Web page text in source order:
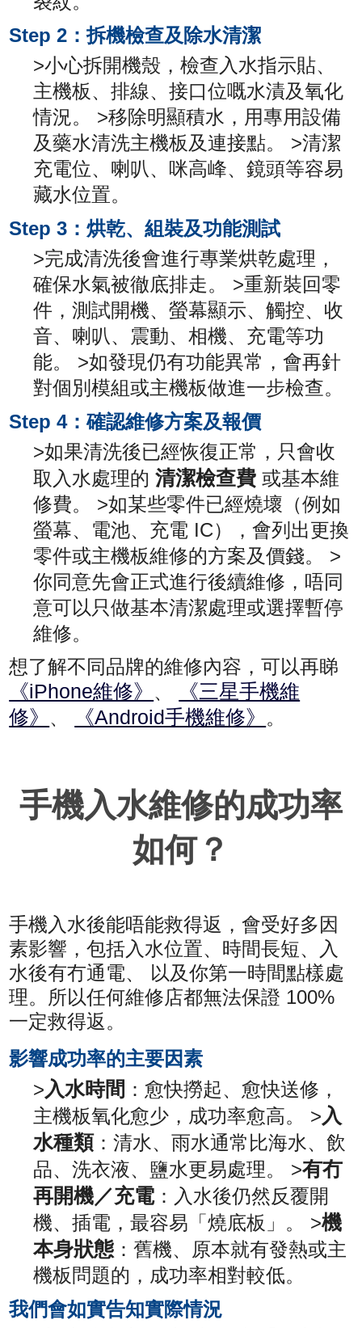
Step 2：拆機檢查及除水清潔
>小心拆開機殼，檢查入水指示貼、
主機板、排線、接口位嘅水漬及氧化
情況。 >移除明顯積水，用專用設備
及藥水清洗主機板及連接點。 >清潔
充電位、喇叭、咪高峰、鏡頭等容易
藏水位置。
Step 3：烘乾、組裝及功能測試
>完成清洗後會進行專業烘乾處理，
確保水氣被徹底排走。 >重新裝回零
件，測試開機、螢幕顯示、觸控、收
音、喇叭、震動、相機、充電等功
能。 >如發現仍有功能異常，會再針
對個別模組或主機板做進一步檢查。
Step 4：確認維修方案及報價
>如果清洗後已經恢復正常，只會收
取入水處理的清潔檢查費 或基本維
修費。 >如某些零件已經燒壞（例如
螢幕、電池、充電 IC），會列出更換
零件或主機板維修的方案及價錢。 >
你同意先會正式進行後續維修，唔同
意可以只做基本清潔處理或選擇暫停
維修。
想了解不同品牌的維修內容，可以再睇
《iPhone維修》 、
《三星手機維
修》 、 《Android手機維修》 。
手機入水維修的成功率
如何？
手機入水後能唔能救得返，會受好多因
素影響，包括入水位置、時間長短、入
水後有冇通電、 以及你第一時間點樣處
理。所以任何維修店都無法保證 100%
一定救得返。
影響成功率的主要因素
>入水時間 ：愈快撈起、愈快送修，
主機板氧化愈少，成功率愈高。 >入
水種類：清水、雨水通常比海水、飲
品、洗衣液、鹽水更易處理。 >有冇
再開機／充電：入水後仍然反覆開
機、插電，最容易「燒底板」。 >機
本身狀態 ：舊機、原本就有發熱或主
機板問題的，成功率相對較低。
我們會如實告知實際情況